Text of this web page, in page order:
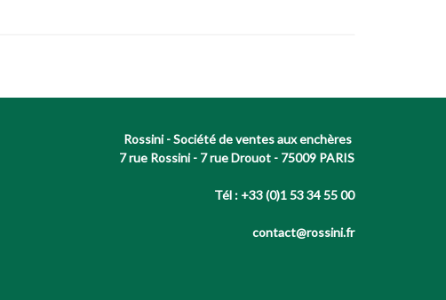
Rossini - Société de ventes aux enchères
7 rue Rossini - 7 rue Drouot - 75009 PARIS
Tél : +33 (0)1 53 34 55 00
contact@rossini.fr